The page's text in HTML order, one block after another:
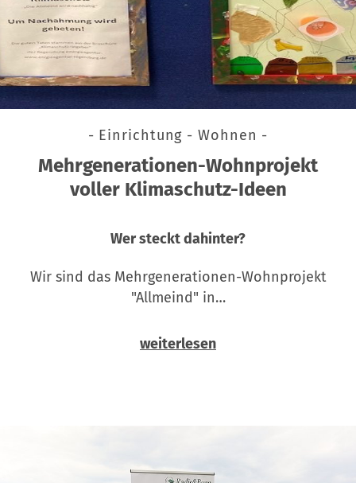
- Einrichtung - Wohnen -
Mehrgenerationen-Wohnprojekt
voller Klimaschutz-Ideen
Wer steckt dahinter?
Wir sind das Mehrgenerationen-Wohnprojekt
"Allmeind" in…
weiterlesen